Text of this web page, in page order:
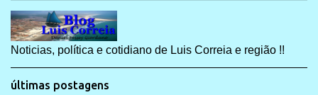
Noticias, política e cotidiano de Luis Correia e região !!
últimas postagens